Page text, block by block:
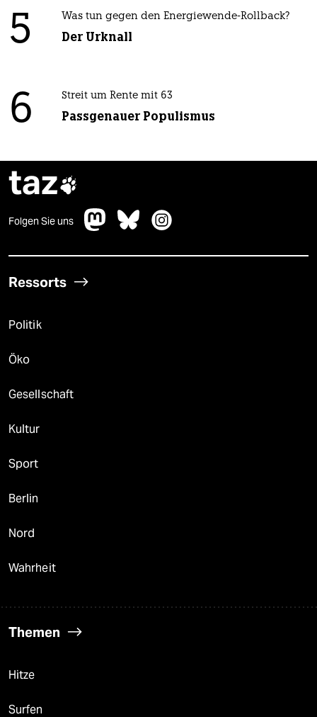
5 Was tun gegen den Energiewende-Rollback?
Der Urknall
6 Streit um Rente mit 63
Passgenauer Populismus
taz
Folgen Sie uns
Ressorts
Politik
Öko
Gesellschaft
Kultur
Sport
Berlin
Nord
Wahrheit
Themen
Hitze
Surfen